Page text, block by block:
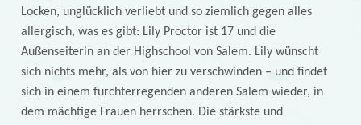
Locken, unglücklich verliebt und so ziemlich gegen alles
allergisch, was es gibt: Lily Proctor ist 17 und die
Außenseiterin an der Highschool von Salem. Lily wünscht
sich nichts mehr, als von hier zu verschwinden – und findet
sich in einem furchterregenden anderen Salem wieder, in
dem mächtige Frauen herrschen. Die stärkste und